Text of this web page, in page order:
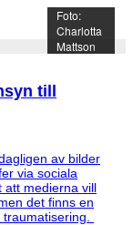
Foto:
Charlotta
Mattson
till
av bilder
via sociala
att medierna vill
det finns en